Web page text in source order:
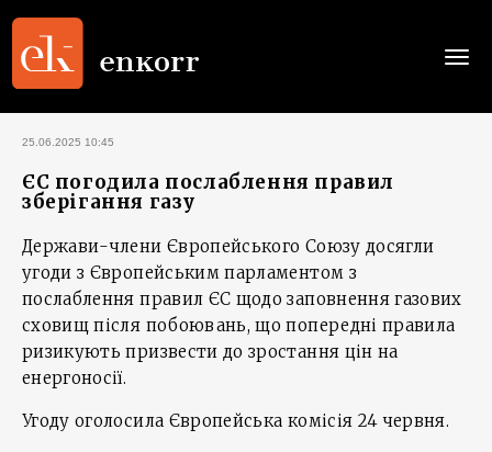
25.06.2025 10:45
ЄС погодила послаблення правил
зберігання газу
Держави-члени Європейського Союзу досягли
угоди з Європейським парламентом з
послаблення правил ЄС щодо заповнення газових
сховищ після побоювань, що попередні правила
ризикують призвести до зростання цін на
енергоносії.
Угоду оголосила Європейська комісія 24 червня.